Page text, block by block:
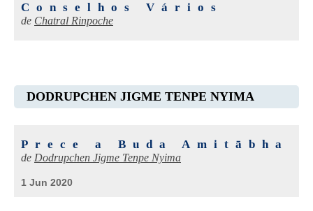
Conselhos Vários
de Chatral Rinpoche
DODRUPCHEN JIGME TENPE NYIMA
Prece a Buda Amitābha
de Dodrupchen Jigme Tenpe Nyima
1 Jun 2020